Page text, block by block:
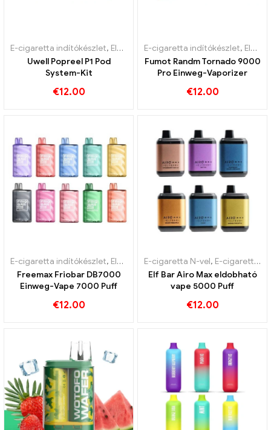
E-cigaretta indítókészlet, Eldobható e-cigaretta nikotinnal ,
Uwell Popreel P1 Pod
System-Kit
€12.00
E-cigaretta indítókészlet, Eldobható e-cigaretta nikotinnal
Fumot Randm Tornado 9000
Pro Einweg-Vaporizer
€12.00
E-cigaretta indítókészlet, Eldobható e-cigaretta
Freemax Friobar DB7000
Einweg-Vape 7000 Puff
€12.00
E-cigaretta N-vel, E-cigaretta indítókészlet
Elf Bar Airo Max eldobható
vape 5000 Puff
€12.00